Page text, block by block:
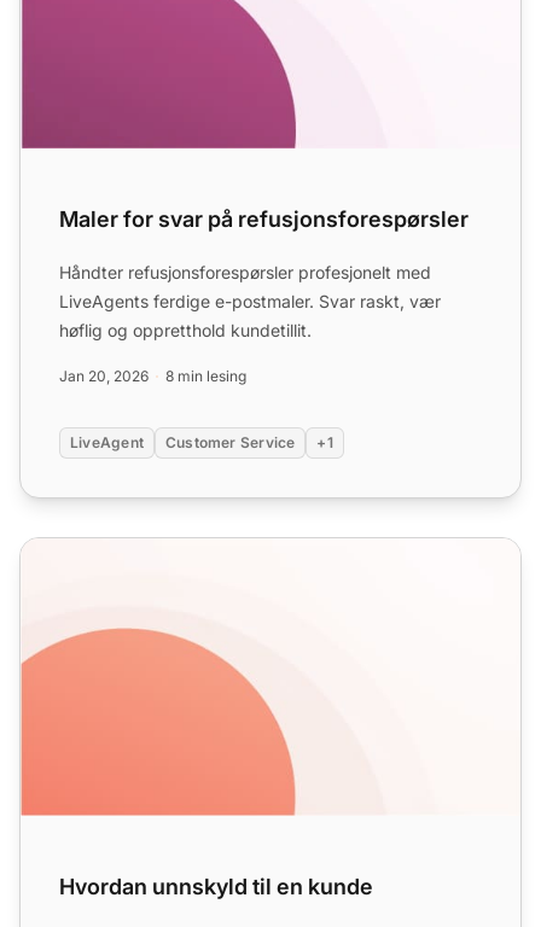
Maler for svar på refusjonsforespørsler
Håndter refusjonsforespørsler profesjonelt med
LiveAgents ferdige e-postmaler. Svar raskt, vær
høflig og oppretthold kundetillit.
Jan 20, 2026 8 min lesing
LiveAgent Customer Service +1
Hvordan unnskyld til en kunde
Hvordan unnskyld til en kunde